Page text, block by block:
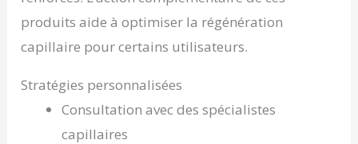
produits aide à optimiser la régénération
capillaire pour certains utilisateurs.
Stratégies personnalisées
Consultation avec des spécialistes
capillaires